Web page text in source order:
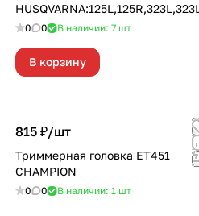
0 0 В наличии: 7 шт
В корзину
815 ₽/шт
Триммерная головка ET451
CHAMPION
0 0 В наличии: 1 шт